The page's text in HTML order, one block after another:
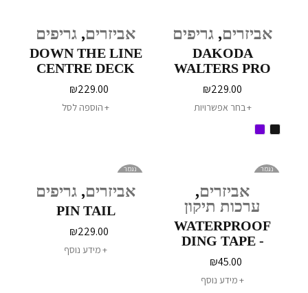
אביזרים, גריפים
DAKODA
WALTERS PRO
SERIES
₪229.00
בחר אפשרויות
אביזרים, גריפים
DOWN THE LINE
CENTRE DECK
₪229.00
הוספה לסל
נגמר
אביזרים,
ערכות תיקון
WATERPROOF
DING TAPE -
LARGE
₪45.00
מידע נוסף
נגמר
אביזרים, גריפים
PIN TAIL
₪229.00
מידע נוסף